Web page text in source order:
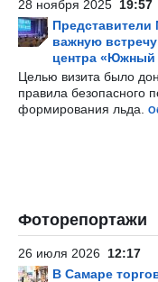
28 ноября 2025 19:57
важную
центра «Южный
Целью визита было
правила безопасного
формирования льда.
Фоторепортажи
26 июля 2026 12:17
В Самаре